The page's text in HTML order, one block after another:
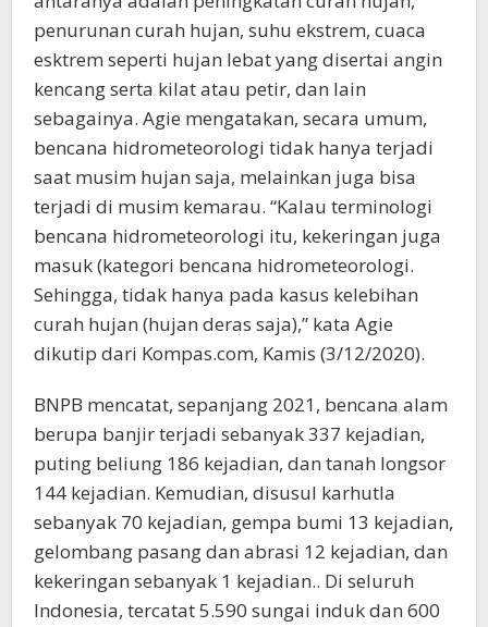
penurunan curah hujan, suhu ekstrem, cuaca
esktrem seperti hujan lebat yang disertai angin
kencang serta kilat atau petir, dan lain
sebagainya. Agie mengatakan, secara umum,
bencana hidrometeorologi tidak hanya terjadi
saat musim hujan saja, melainkan juga bisa
terjadi di musim kemarau. “Kalau terminologi
bencana hidrometeorologi itu, kekeringan juga
masuk (kategori bencana hidrometeorologi.
Sehingga, tidak hanya pada kasus kelebihan
curah hujan (hujan deras saja),” kata Agie
dikutip dari Kompas.com, Kamis (3/12/2020).
BNPB mencatat, sepanjang 2021, bencana alam
berupa banjir terjadi sebanyak 337 kejadian,
puting beliung 186 kejadian, dan tanah longsor
144 kejadian. Kemudian, disusul karhutla
sebanyak 70 kejadian, gempa bumi 13 kejadian,
gelombang pasang dan abrasi 12 kejadian, dan
kekeringan sebanyak 1 kejadian.. Di seluruh
Indonesia, tercatat 5.590 sungai induk dan 600